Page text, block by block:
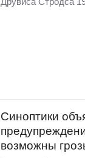
Синоптики
возможны